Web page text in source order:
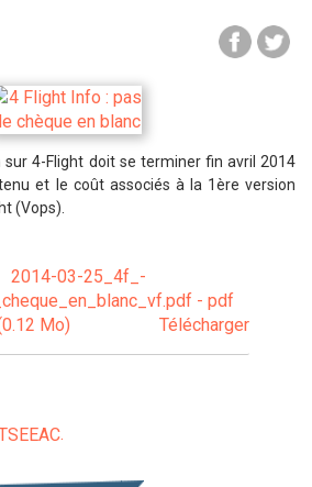
sur 4-Flight doit se terminer fin avril 2014
et le coût associés à la 1ère version
(Vops).
2014-03-25_4f_-
- pdf
Mo)
Télécharger